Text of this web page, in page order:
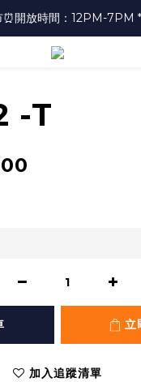
⏰開放時間：12PM-7PM
⏰開放時間：12PM-7PM
👜📣 歡迎隨時光臨 📣💍
⏰開放時間：12PM-7PM *
-T
立
加入追蹤清單